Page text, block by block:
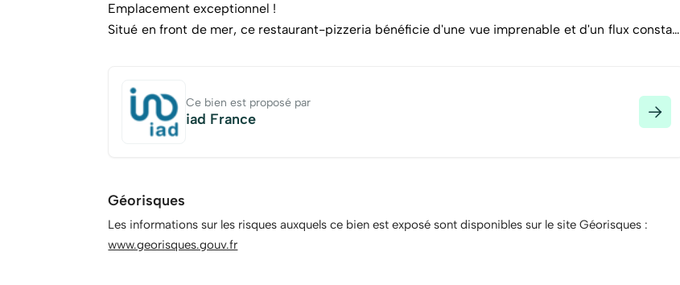
Emplacement exceptionnel !
Situé en front de mer, ce restaurant-pizzeria bénéficie d'une vue imprenable et d'un flux constant
Surface totale : 160 m² environ et 24 m² environ de terrasse
Grande terrasse panoramique de 30 places avec vue directe sur la mer
Salle lumineuse de 45 places assises, entièrement équipée,
Restaurant très bien entretenu.
Climatisation, rangements, chambre froide
Atouts :
Ce bien est proposé par
iad France
Géorisques
Les informations sur les risques auxquels ce bien est exposé sont disponibles sur le site Géorisques :
www.georisques.gouv.fr